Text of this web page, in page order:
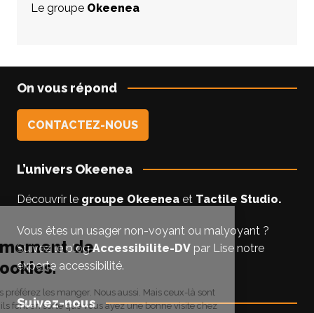
Le groupe Okeenea
On vous répond
CONTACTEZ-NOUS
L’univers Okeenea
Découvrir le groupe Okeeneaet Tactile Studio.
Vous êtes un usager non-voyant ou malyoyant ?
Suivez le blogAccessibilite-DVpar Lise notre
experte accessibilité.
Suivez-nous